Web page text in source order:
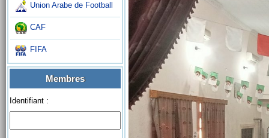
Union Arabe de Football
CAF
FIFA
Membres
Identifiant :